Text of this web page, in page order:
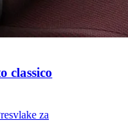
classico
za